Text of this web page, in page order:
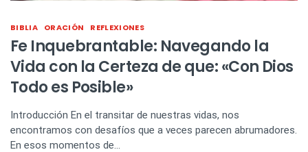
BIBLIA ORACIÓN REFLEXIONES
Fe Inquebrantable: Navegando la
Vida con la Certeza de que: «Con Dios
Todo es Posible»
Introducción En el transitar de nuestras vidas, nos
encontramos con desafíos que a veces parecen abrumadores.
En esos momentos de…